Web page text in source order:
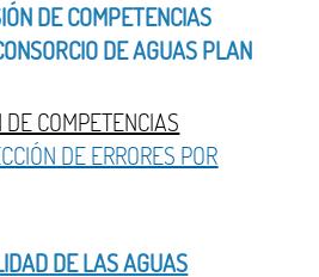
DE COMPETENCIAS
DE AGUAS PLAN
DE COMPETENCIAS
DE ERRORES POR
DE LAS AGUAS